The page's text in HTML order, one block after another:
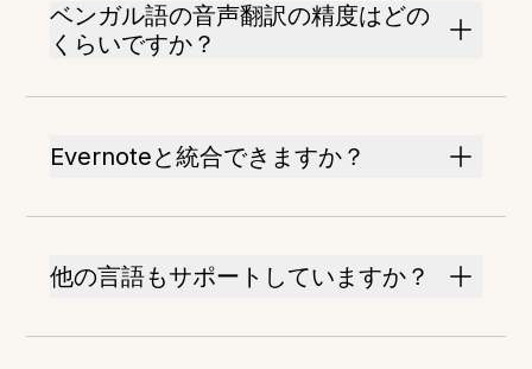
ベンガル語の音声翻訳の精度はどの
くらいですか？
Evernoteと統合できますか？
他の言語もサポートしていますか？